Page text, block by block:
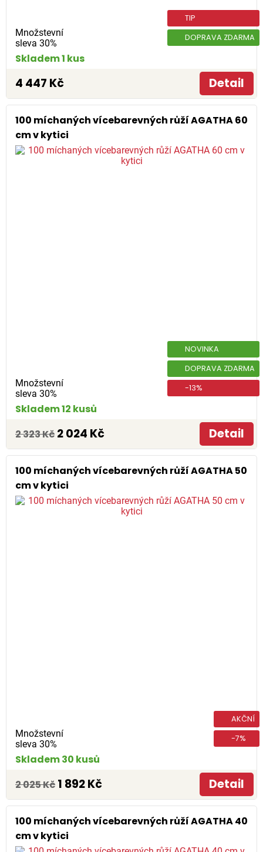
Množstevní
sleva 30%
TIP
DOPRAVA ZDARMA
Skladem 1 kus
4 447 Kč Detail
100 míchaných vícebarevných růží AGATHA 60
cm v kytici
Množstevní
sleva 30%
NOVINKA
DOPRAVA ZDARMA
-13%
Skladem 12 kusů
2 323 Kč 2 024 Kč Detail
100 míchaných vícebarevných růží AGATHA 50
cm v kytici
Množstevní
sleva 30%
AKČNÍ
-7%
Skladem 30 kusů
2 025 Kč 1 892 Kč Detail
100 míchaných vícebarevných růží AGATHA 40
cm v kytici